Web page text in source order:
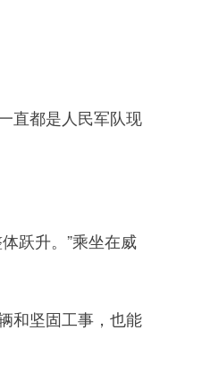
直都是人民军队现
跃升。”乘坐在威
和坚固工事，也能